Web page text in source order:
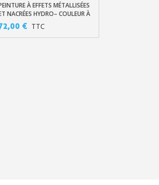
à la newsletter : 5€ de réduction
sous 24 h en France Métropolitaine
Ajouter Au Panier
À EFFETS MÉTALLISÉES
NACRÉES HYDRO– COULEUR À
DEMANDE CHROMATIC
€ TTC